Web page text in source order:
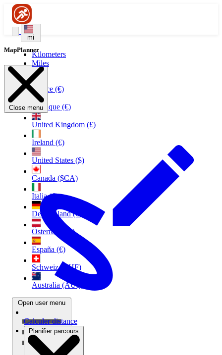
mi
Kilometers
Miles
France (€)
Belgique (€)
United Kingdom (£)
Ireland (€)
United States ($)
Canada ($CA)
Italia (€)
Deutschland (€)
Österreich (€)
España (€)
Schweiz (CHF)
Australia (AU$)
Open user menu
MapPlanner
Close menu
Calculer distance
Planifier parcours